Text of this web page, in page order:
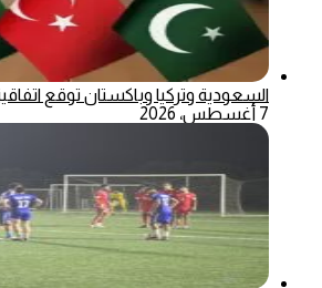
السعودية وتركيا وباكستان توقع
7 أغسطس، 2026